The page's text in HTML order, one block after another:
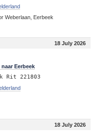
Weberlaan, Eerbeek
18 July 2026
Eerbeek
Rit 221803
18 July 2026